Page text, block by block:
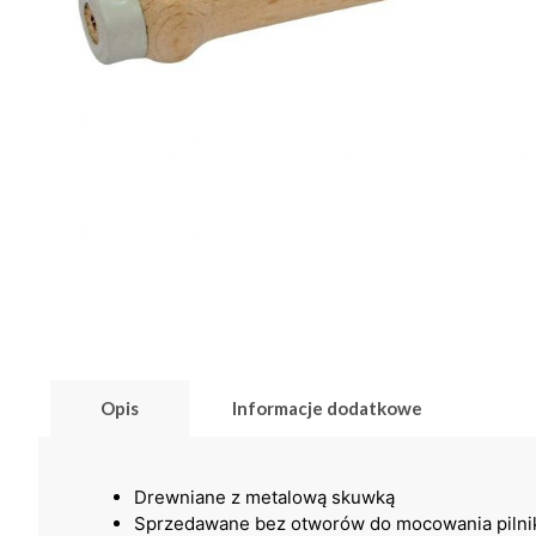
Opis Informacje dodatkowe
Drewniane z metalową skuwką
Sprzedawane bez otworów do mocowania